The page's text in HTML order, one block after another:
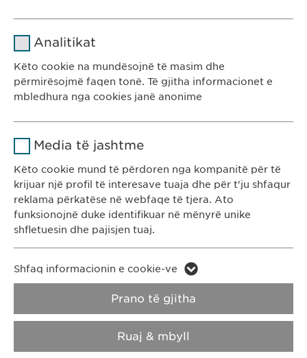
Rr. Gazmend Zajmi 59
10000 Prishtinë
Kosovë
KONTAKTI
ewopharma-ks.com
RREGULLORJA E
PRIVATËSISË
RREGULLORJA E
COOKIES
Impressum
Kohëzgjatja 1 vit
Ruan gjendjen e pëlqimit të cookie-
Analitikat
Këto cookie na mundësojnë të masim dhe
përmirësojmë faqen tonë. Të gjitha informacionet e
mbledhura nga cookies janë anonime
Kohëzgjatja
Qëllimi Generates statistical data.
Emri vuid
Vimeo
Media të jashtme
Këto cookie mund të përdoren nga kompanitë për të
krijuar një profil të interesave tuaja dhe për t'ju shfaqur
reklama përkatëse në webfaqe të tjera. Ato
funksionojnë duke identifikuar në mënyrë unike
shfletuesin dhe pajisjen tuaj.
Emri LinkedIn
LinkedIn
Shfaq informacionin e cookie-ve
Ruaj & mbyll
Prano të gjitha